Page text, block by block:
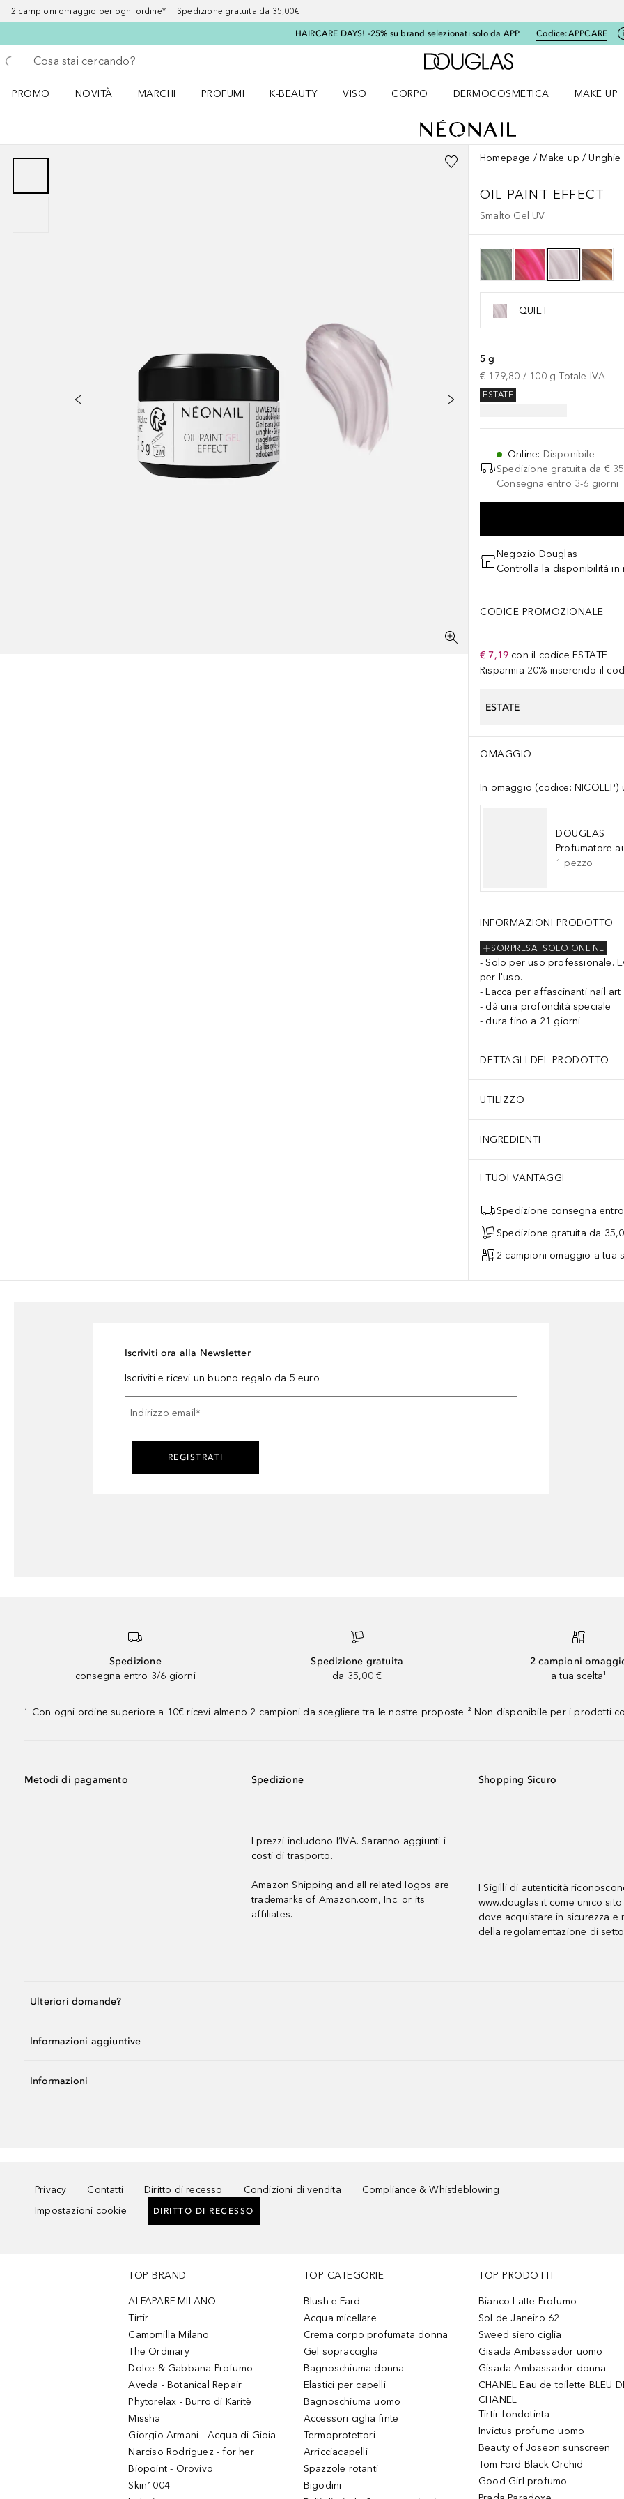
2 campioni omaggio per ogni ordine* Spedizione gratuita da 35,00€
HAIRCARE DAYS! -25% su brand selezionati solo da APP Codice:APPCARE
Torna indietro
Esegui ricerca
A Douglas Home
PROMO
NOVITÀ
MARCHI
PROFUMI
K-BEAUTY
VISO
CORPO
DERMOCOSMETICA
MAKE UP
Homepage Make up Unghie
OIL PAINT EFFECT
Smalto Gel UV
QUIET
5 g
€ 179,80 / 100 g Totale IVA
ESTATE
Online: Disponibile
Spedizione gratuita da €
Consegna entro 3-6 giorni
Negozio Douglas
Controlla la disponibilità in
CODICE PROMOZIONALE
€ 7,19 con il codice ESTATE
Risparmia 20% inserendo il
ESTATE
OMAGGIO
In omaggio (codice:
DOUGLAS
Profumatore
1 pezzo
INFORMAZIONI PRODOTTO
SOLO ONLINE
SORPRESA
Solo per uso professionale.
per l'uso.
Lacca per affascinanti nail art
dà una profondità speciale
dura fino a 21 giorni
DETTAGLI DEL PRODOTTO
UTILIZZO
INGREDIENTI
molto intricati, tuttavia, si consiglia di far indurire i singoli elementi per facilitare l'applicazione. Fase
I TUOI VANTAGGI
Spedizione consegna
Spedizione gratuita da
2 campioni omaggio a tua
Iscriviti ora alla Newsletter
Iscriviti e ricevi un buono regalo da 5 euro
Indirizzo email *
REGISTRATI
Spedizione
consegna entro 3/6 giorni
Spedizione gratuita
da 35,00 €
2 campioni
a tua scelta¹
¹ Con ogni ordine superiore a 10€ ricevi almeno 2 campioni da scegliere tra le nostre proposte ² Non disponibile per i prodotti
Metodi di pagamento Spedizione
I prezzi includono l’IVA. Saranno aggiunti i
costi di trasporto.
Amazon Shipping and all related logos are
trademarks of Amazon.com, Inc. or its
affiliates.
Shopping Sicuro
I Sigilli di autenticità
www.douglas.it come unico
dove acquistare in sicurezza e
della regolamentazione di
Ulteriori domande?
Informazioni aggiuntive
Informazioni
Privacy Contatti Diritto di recesso Condizioni di vendita
Compliance & Whistleblowing
Impostazioni cookie
DIRITTO DI RECESSO
TOP BRAND
ALFAPARF MILANO
Tirtir
Camomilla Milano
The Ordinary
Dolce & Gabbana Profumo
Aveda - Botanical Repair
Phytorelax - Burro di Karitè
Missha
Giorgio Armani - Acqua di Gioia
Narciso Rodriguez - for her
Biopoint - Orovivo
Skin1004
TOP CATEGORIE
Blush e Fard
Acqua micellare
Crema corpo profumata donna
Gel sopracciglia
Bagnoschiuma donna
Elastici per capelli
Bagnoschiuma uomo
Accessori ciglia finte
Termoprotettori
Arricciacapelli
Spazzole rotanti
Bigodini
TOP PRODOTTI
Bianco Latte Profumo
Sol de Janeiro 62
Sweed siero ciglia
Gisada Ambassador uomo
Gisada Ambassador donna
CHANEL Eau de toilette BLEU
CHANEL
Tirtir fondotinta
Invictus profumo uomo
Beauty of Joseon sunscreen
Tom Ford Black Orchid
Good Girl profumo